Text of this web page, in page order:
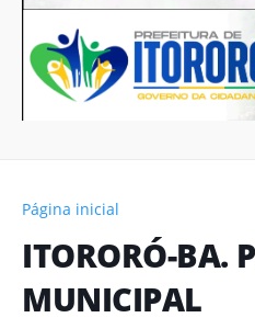
Página inicial
ITORORÓ-BA.
MUNICIPAL